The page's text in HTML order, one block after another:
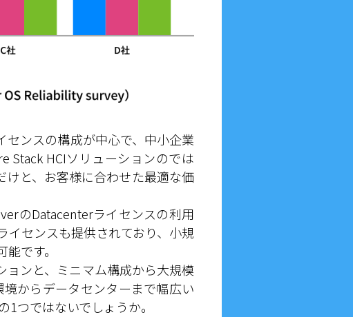
ンスの構成が中心で、中小企業
Stack HCIソリューションのでは
けと、お客様に合わせた最適な価
のDatacenterライセンスの利用
イセンスも提供されており、小規
です。
ョンと、ミニマム構成から大規模
からデータセンターまで幅広い
つではないでしょうか。